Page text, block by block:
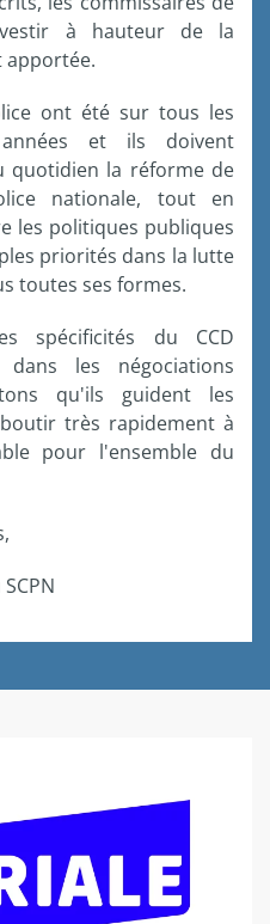
à hauteur de la
apportée.
ont été sur tous les
et ils doivent
quotidien la réforme de
nationale, tout en
les politiques publiques
priorités dans la lutte
toutes ses formes.
spécificités du CCD
les négociations
qu'ils guident les
très rapidement à
pour l'ensemble du